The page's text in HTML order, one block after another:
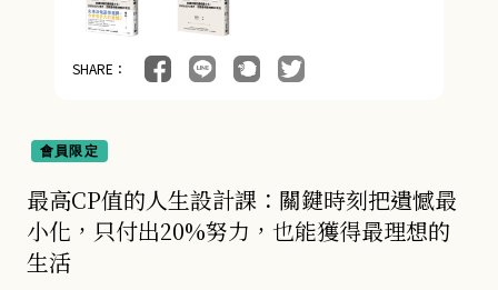
親子教養 (13)
人文史哲 (73)
SHARE：
會員限定
最高CP值的人生設計課：關鍵時刻把遺憾最
小化，只付出20%努力，也能獲得最理想的
生活